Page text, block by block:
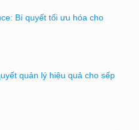
Bí quyết tối ưu hóa cho
quản lý hiệu quả cho sếp